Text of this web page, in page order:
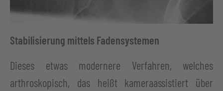
Stabilisierung mittels Fadensystemen
Dieses etwas modernere Verfahren, welches
arthroskopisch, das heißt kameraassistiert über